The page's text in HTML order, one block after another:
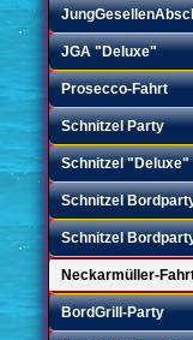
JGA "Deluxe"
Prosecco-Fahrt
Schnitzel Party
Schnitzel "Deluxe"
Schnitzel
Schnitzel
Neckarmüller-
BordGrill-Party